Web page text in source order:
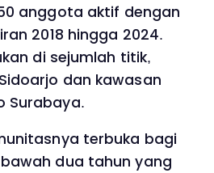
anggota aktif dengan
2018 hingga 2024.
di sejumlah titik,
dan kawasan
Surabaya.
terbuka bagi
dua tahun yang